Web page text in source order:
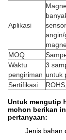
Aplikasi
MOQ
Waktu
pengiriman
3
untuk
Sertifikasi
Untuk mengutip
mohon berikan
pertanyaan:
Jenis bahan